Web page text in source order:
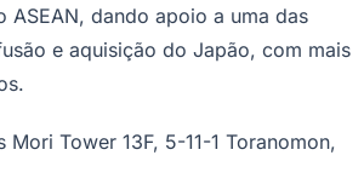
ASEAN, dando apoio a uma das
e aquisição do Japão, com mais
Mori Tower 13F, 5-11-1 Toranomon,